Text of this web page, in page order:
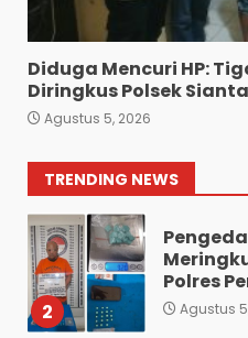
Diduga Mencuri HP:
Diringkus Polsek
Agustus 5, 2026
TRENDING NEWS
7
Gram
Agustus
1
Bawa 10
Agustus 5,
2
Polres
Agustus